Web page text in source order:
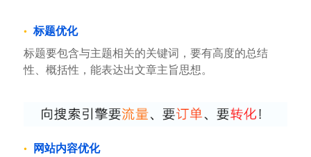
标题优化
标题要包含与主题相关的关键词，要有高度的总结
性、概括性，能表达出文章主旨思想。
网站内容优化